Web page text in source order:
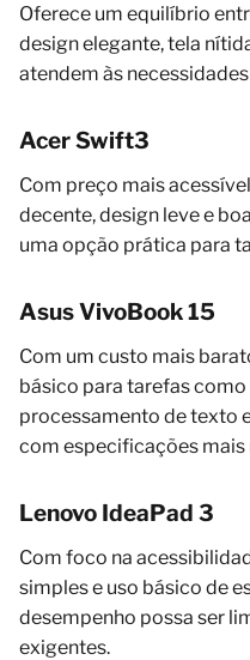
Oferece um equilíbrio
design elegante, tela
atendem às
Acer Swift3
Com preço mais
decente, design leve e
uma opção prática para
Asus VivoBook 15
Com um custo mais
básico para tarefas
processamento de texto
com especificações mais
Lenovo IdeaPad 3
Com foco na
simples e uso básico de
desempenho possa ser
exigentes.